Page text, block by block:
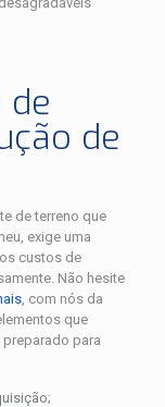
de
de terreno que
exige uma
custos de
Não hesite
, com nós da
que
para